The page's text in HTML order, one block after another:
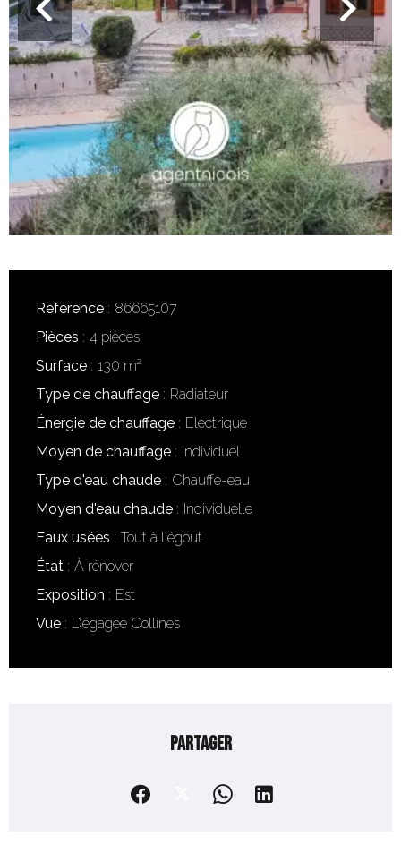
Référence
86665107
Pièces
4 pièces
Surface
130 m²
Type de chauffage
Radiateur
Énergie de chauffage
Electrique
Moyen de chauffage
Individuel
Type d'eau chaude
Chauffe-eau
Moyen d'eau chaude
Individuelle
Eaux usées
Tout à l'égout
État
À rénover
Exposition
Est
Vue
Dégagée Collines
Partager